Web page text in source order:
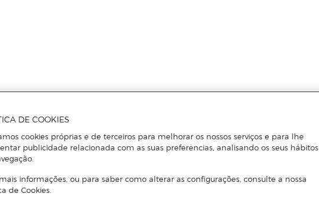
DE COOKIES
cookies próprias e de terceiros para melhorar os nossos serviços e para lhe
publicidade relacionada com as suas preferências, analisando os seus hábitos
informações, ou para saber como alterar as configurações, consulte a nossa
de Cookies.